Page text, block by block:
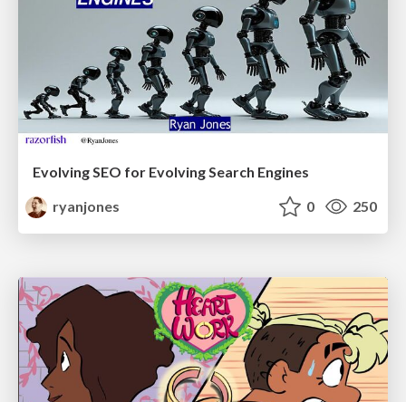
Evolving SEO for Evolving Search Engines
ryanjones
0 250